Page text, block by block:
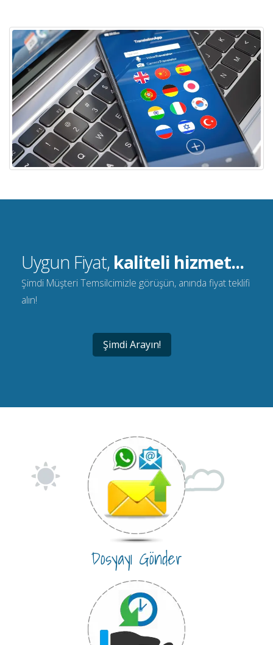
Uygun Fiyat, kaliteli hizmet...
Şimdi Müşteri Temsilcimizle görüşün, anında fiyat teklifi
alın!
Şimdi Arayın!
Dosyayı Gönder